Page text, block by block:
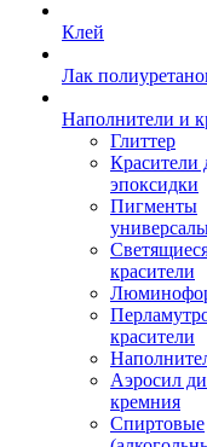
Клей
Лак
Наполнители и
Глиттер
Красители
эпоксидки
Пигменты
красители
красители
Аэросил
кремния
Спиртовые